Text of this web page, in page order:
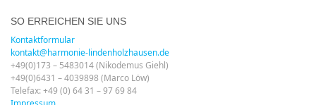
SO ERREICHEN SIE UNS
Kontaktformular
kontakt@harmonie-lindenholzhausen.de
+49(0)173 – 5483014 (Nikodemus Giehl)
+49(0)6431 – 4039898 (Marco Löw)
Telefax: +49 (0) 64 31 – 97 69 84